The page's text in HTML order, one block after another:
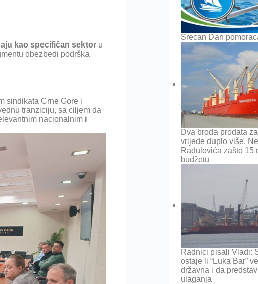
kao specifičan sektor u
obezbedi podrška
sindikata Crne Gore i
tranziciju, sa ciljem da
nacionalnim i
Srecan Dan
Dva broda prodata
vrijede duplo više,
Radulovića zašto 15
budžetu
Radnici pisali Vladi:
ostaje li “Luka Bar”
državna i da
ulaganja